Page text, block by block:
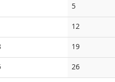
5Keine
Veranstaltungen
12
Keine
Veranstaltungen
19Keine
Keine
Veranstaltungen
26Keine